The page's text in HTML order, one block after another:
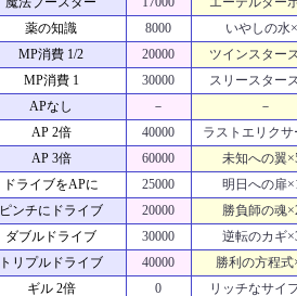
薬の知識
8000
いやしの水
MP消費 1/2
20000
ツインスター
MP消費 1
30000
スリースター
APなし
－
－
AP 2倍
40000
ラストエリクサ
AP 3倍
60000
未知への翼
ドライブをAPに
25000
明日への扉
ピンチにドライブ
20000
勝負師の魂
ダブルドライブ
30000
逆転のカギ
トリプルドライブ
40000
勝利の方程式
ギル 2倍
0
リッチなサイ